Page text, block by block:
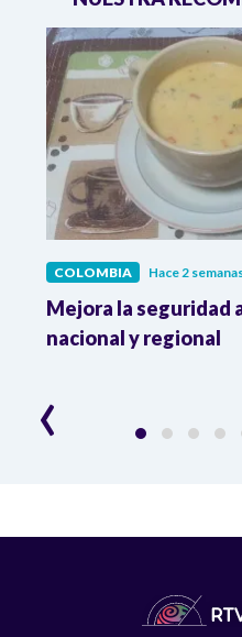
COLOMBIA Hace 2
Mejora la seguridad
nacional y regional
‹